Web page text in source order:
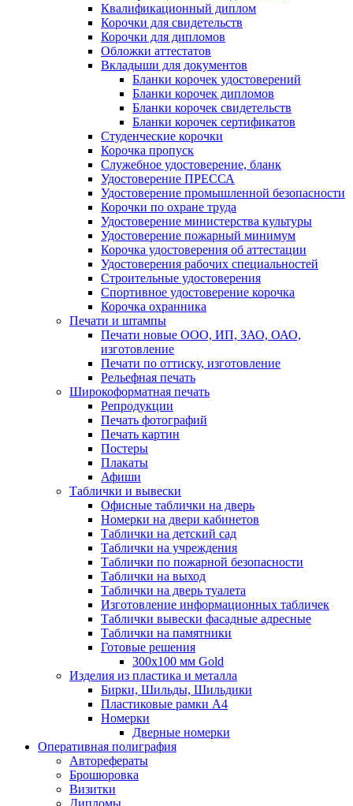
Квалификационный диплом
Корочки для свидетельств
Корочки для дипломов
Обложки аттестатов
Вкладыши для документов
Бланки корочек удостоверений
Бланки корочек дипломов
Бланки корочек свидетельств
Бланки корочек сертификатов
Студенческие корочки
Корочка пропуск
Служебное удостоверение, бланк
Удостоверение ПРЕССА
Удостоверение промышленной безопасности
Корочки по охране труда
Удостоверение министерства культуры
Удостоверение пожарный минимум
Корочка удостоверения об аттестации
Удостоверения рабочих специальностей
Строительные удостоверения
Спортивное удостоверение корочка
Корочка охранника
Печати и штампы
Печати новые ООО, ИП, ЗАО, ОАО,
изготовление
Печати по оттиску, изготовление
Рельефная печать
Широкоформатная печать
Репродукции
Печать фотографий
Печать картин
Постеры
Плакаты
Афиши
Таблички и вывески
Офисные таблички на дверь
Номерки на двери кабинетов
Таблички на детский сад
Таблички на учреждения
Таблички по пожарной безопасности
Таблички на выход
Таблички на дверь туалета
Изготовление информационных табличек
Таблички вывески фасадные адресные
Таблички на памятники
Готовые решения
300x100 мм Gold
Изделия из пластика и металла
Бирки, Шильды, Шильдики
Пластиковые рамки А4
Номерки
Дверные номерки
Оперативная полиграфия
Авторефераты
Брошюровка
Визитки
Дипломы